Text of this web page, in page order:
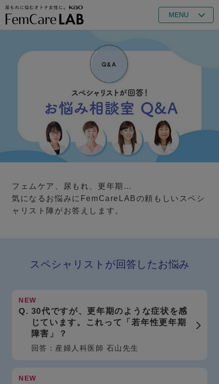
MENU
フェムケア、尿もれ、更年期…
気になるお悩みにFemCareLABの頼もしいスペシ
ャリスト陣がお答えします。
スペシャリストが回答したお悩み
30代ですが、更年期のような症状を感
じています。これって「若年性更年期
障害」？
回答：産婦人科医師 石山先生